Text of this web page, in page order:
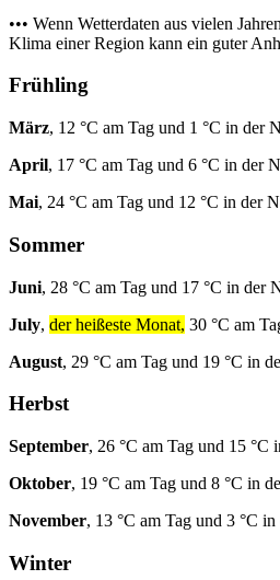
••• Wenn Wetterdaten aus vielen
Klima einer Region kann ein guter
Frühling
März, 12 °C am Tag und 1 °C in der
April, 17 °C am Tag und 6 °C in der
Mai, 24 °C am Tag und 12 °C in der
Sommer
Juni, 28 °C am Tag und 17 °C in der
July, der heißeste Monat, 30 °C am
August, 29 °C am Tag und 19 °C in
Herbst
September, 26 °C am Tag und 15 °C
Oktober, 19 °C am Tag und 8 °C in
November, 13 °C am Tag und 3 °C
Winter